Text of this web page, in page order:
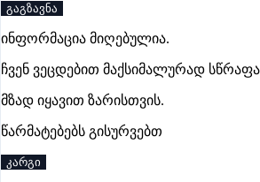
გოუნეტი
პრემიუმი
გაგზავნა
ინფორმაცია მიღებულია.
ჩვენ ვეცდებით მაქსიმალურად
მზად იყავით ზარისთვის.
წარმატებებს გისურვებთ
კარგი